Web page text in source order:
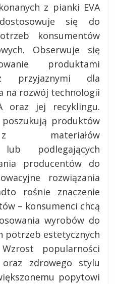
z pianki EVA
się do
konsumentów
Obserwuje się
produktami
przyjaznymi dla
na rozwój technologii
oraz jej recyklingu.
poszukują produktów
materiałów
lub podlegających
producentów do
rozwiązania
rośnie znaczenie
– konsumenci chcą
wyrobów do
potrzeb estetycznych
popularności
zdrowego stylu
popytowi